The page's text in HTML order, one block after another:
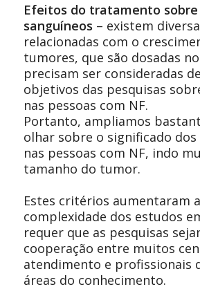
Efeitos do tratamento
sanguíneos – existem
relacionadas com o
tumores, que são dosadas
precisam ser consideradas
objetivos das pesquisas
nas pessoas com NF.
Portanto, ampliamos
olhar sobre o significado
nas pessoas com NF, indo
tamanho do tumor.
Estes critérios aumentaram a
complexidade dos estudos
requer que as pesquisas
cooperação entre muitos
atendimento e profissionais
áreas do conhecimento.